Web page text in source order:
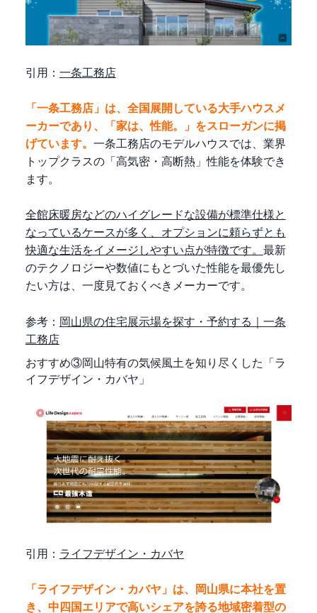
引用： 一条工務店
「一条工務店」は、全国展開している大手ハウスメ
ーカーであり、「家は、性能。」をスローガンに掲
げています。 一条工務店のモデルハウスでは、業界
トップクラスの「高気密・高断熱」性能を体験でき
ます。
全館床暖房などのハイグレードな設備が標準仕様と
なっているケースが多く、オプションに頼らずとも
快適な生活をイメージしやすい点が特徴です。 最新
のテクノロジーや数値にもとづいた性能を最優先し
たい方は、一度見ておくべきメーカーです。
参考： 岡山県の住宅展示場を探す・予約する｜一条
工務店
おすすめ③岡山特有の気候風土を知り尽くした「ラ
イフデザイン・カバヤ」
引用： ライフデザイン・カバヤ
「ライフデザイン・カバヤ」は、岡山県に本社を置
き、中四国エリアで高いシェアを誇る地域密着型の